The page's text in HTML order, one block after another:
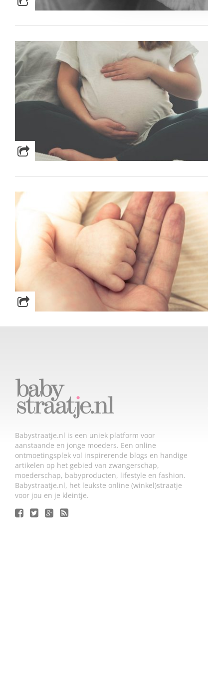
Babystraatje.nl is een uniek platform voor
aanstaande en jonge moeders. Een online
ontmoetingsplek vol inspirerende blogs en handige
artikelen op het gebied van zwangerschap,
moederschap, babyproducten, lifestyle en fashion.
Babystraatje.nl, het leukste online (winkel)straatje
voor jou en je kleintje.